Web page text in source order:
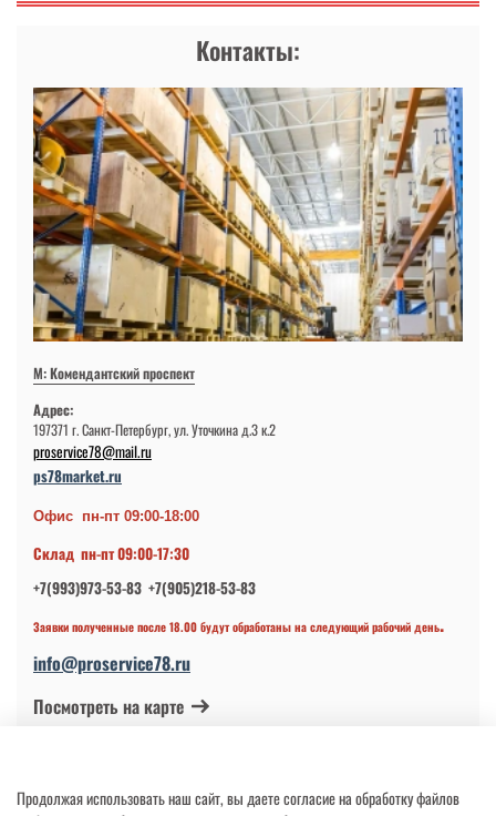
Контакты:
М: Комендантский проспект
Адрес:
197371 г. Санкт-Петербург, ул. Уточкина д.3 к.2
proservice78@mail.ru
ps78market.ru
Офис пн-пт 09:00-18:00
Склад пн-пт 09:00-17:30
+7(993)973-53-83 +7(905)218-53-83
Заявки полученные после 18.00 будут обработаны на следующий рабочий день.
info@proservice78.ru
Посмотреть на карте
ОГРНИП 317784700113997 от 17.04.2017
Продолжая использовать наш сайт, вы даете согласие на обработку файлов